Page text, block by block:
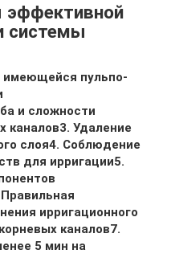
системы
имеющейся пульпо-
и сложности
каналов3. Удаление
слоя4. Соблюдение
для ирригации5.
ирригационного
каналов7.
5 мин на